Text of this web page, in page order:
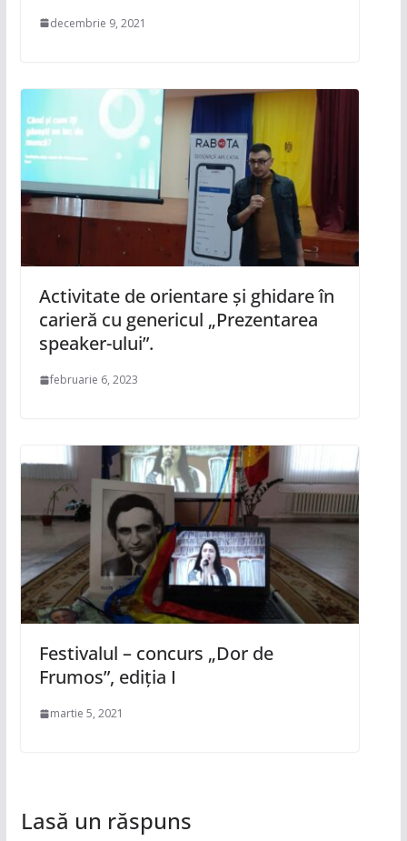
decembrie 9, 2021
Activitate de orientare și ghidare în
carieră cu genericul „Prezentarea
speaker-ului”.
februarie 6, 2023
Festivalul – concurs „Dor de
Frumos”, ediția I
martie 5, 2021
Lasă un răspuns